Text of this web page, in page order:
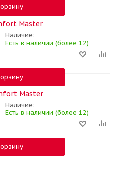
Master
Наличие:
Есть в наличии (более 12)
Master
Наличие:
Есть в наличии (более 12)